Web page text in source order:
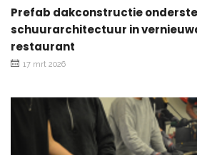
Prefab dakconstructie
schuurarchitectuur in
restaurant
17 mrt 2026